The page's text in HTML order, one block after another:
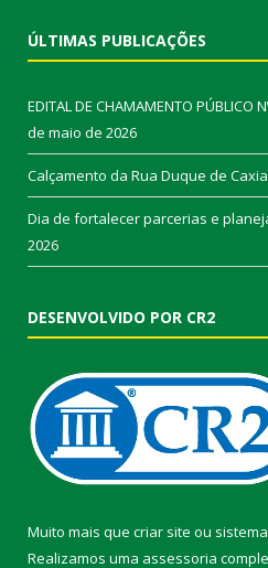
ÚLTIMAS PUBLICAÇÕES
EDITAL DE CHAMAMENTO PÚBLICO
de maio de 2026
Calçamento da Rua Duque de
Dia de fortalecer parcerias e
2026
DESENVOLVIDO POR CR2
Muito mais que criar site ou
Realizamos uma assessoria